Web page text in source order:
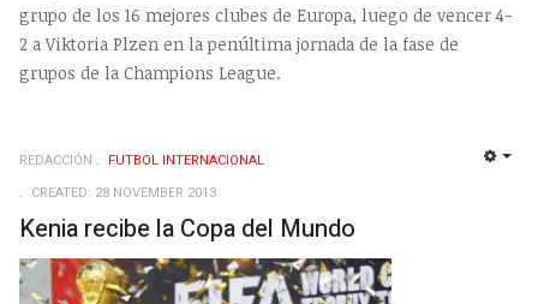
grupo de los 16 mejores clubes de Europa, luego de vencer 4-
2 a Viktoria Plzen en la penúltima jornada de la fase de
grupos de la Champions League.
REDACCIÓN
FUTBOL INTERNACIONAL
CREATED: 28 NOVEMBER 2013
Kenia recibe la Copa del Mundo